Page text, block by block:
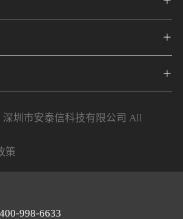
深圳市安泰信科技有限公司 All
策
400-998-6633